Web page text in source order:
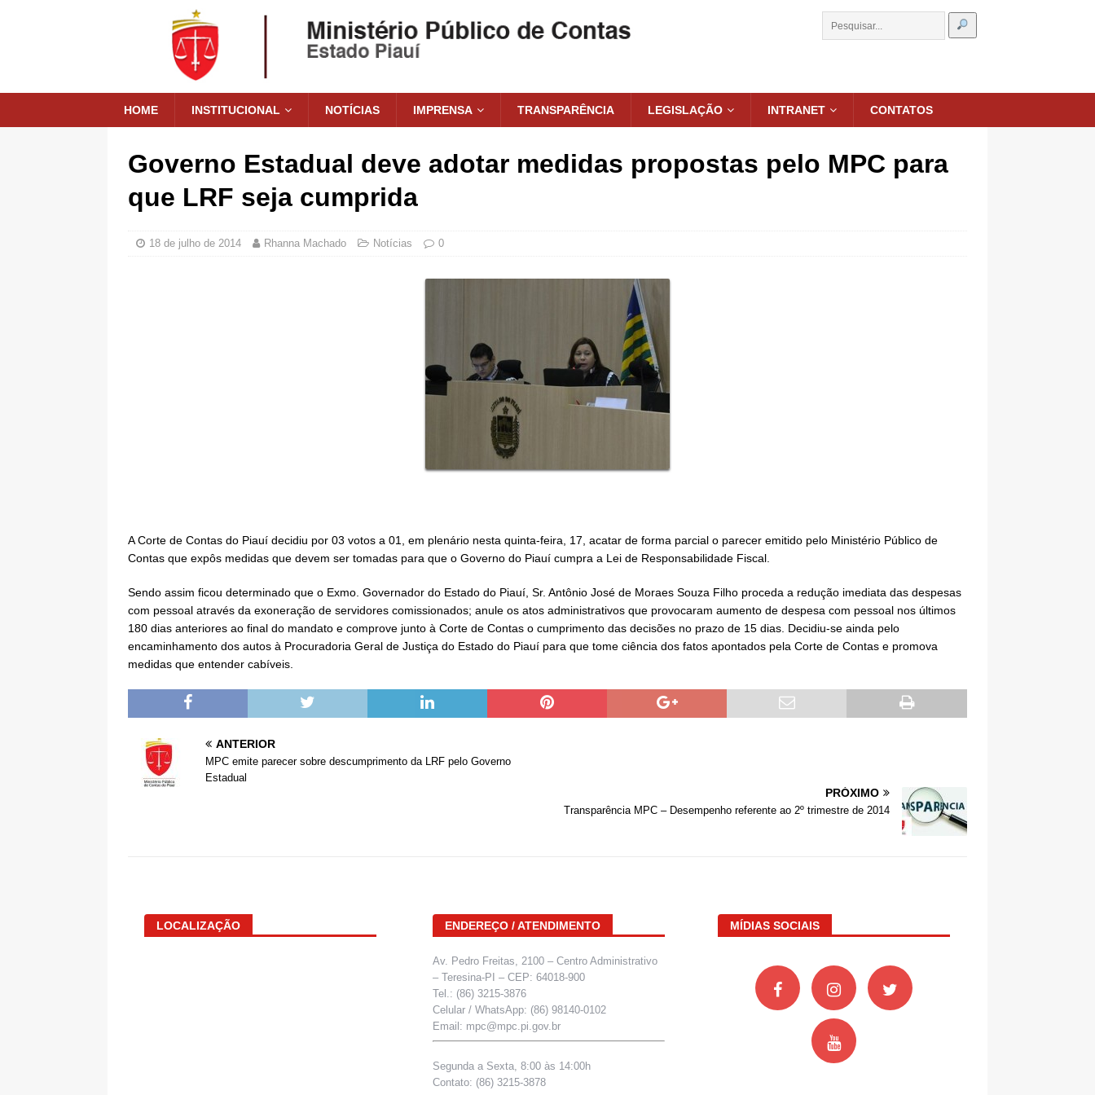
HOME INSTITUCIONAL NOTÍCIAS IMPRENSA TRANSPARÊNCIA LEGISLAÇÃO INTRANET CONTATOS
Governo Estadual deve adotar medidas propostas pelo MPC para
que LRF seja cumprida
18 de julho de 2014 Rhanna Machado Notícias 0
A Corte de Contas do Piauí decidiu por 03 votos a 01, em plenário nesta quinta-feira, 17, acatar de forma parcial o parecer emitido pelo Ministério Público de
Contas que expôs medidas que devem ser tomadas para que o Governo do Piauí cumpra a Lei de Responsabilidade Fiscal.
Sendo assim ficou determinado que o Exmo. Governador do Estado do Piauí, Sr. Antônio José de Moraes Souza Filho proceda a redução imediata das despesas
com pessoal através da exoneração de servidores comissionados; anule os atos administrativos que provocaram aumento de despesa com pessoal nos últimos
180 dias anteriores ao final do mandato e comprove junto à Corte de Contas o cumprimento das decisões no prazo de 15 dias. Decidiu-se ainda pelo
encaminhamento dos autos à Procuradoria Geral de Justiça do Estado do Piauí para que tome ciência dos fatos apontados pela Corte de Contas e promova
medidas que entender cabíveis.
ANTERIOR
MPC emite parecer sobre descumprimento da LRF pelo Governo
Estadual
PRÓXIMO
Transparência MPC – Desempenho referente ao 2º trimestre de 2014
LOCALIZAÇÃO ENDEREÇO / ATENDIMENTO
Av. Pedro Freitas, 2100 – Centro Administrativo
– Teresina-PI – CEP: 64018-900
Tel.: (86) 3215-3876
Celular / WhatsApp: (86) 98140-0102
Email: mpc@mpc.pi.gov.br
Segunda a Sexta, 8:00 às 14:00h
Contato: (86) 3215-3878
MÍDIAS SOCIAIS